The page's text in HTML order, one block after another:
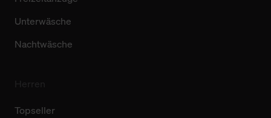
Unterwäsche
Nachtwäsche
Topseller